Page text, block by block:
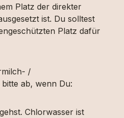
Platz der direkter
ist. Du solltest
Platz dafür
/
ab, wenn Du:
Chlorwasser ist